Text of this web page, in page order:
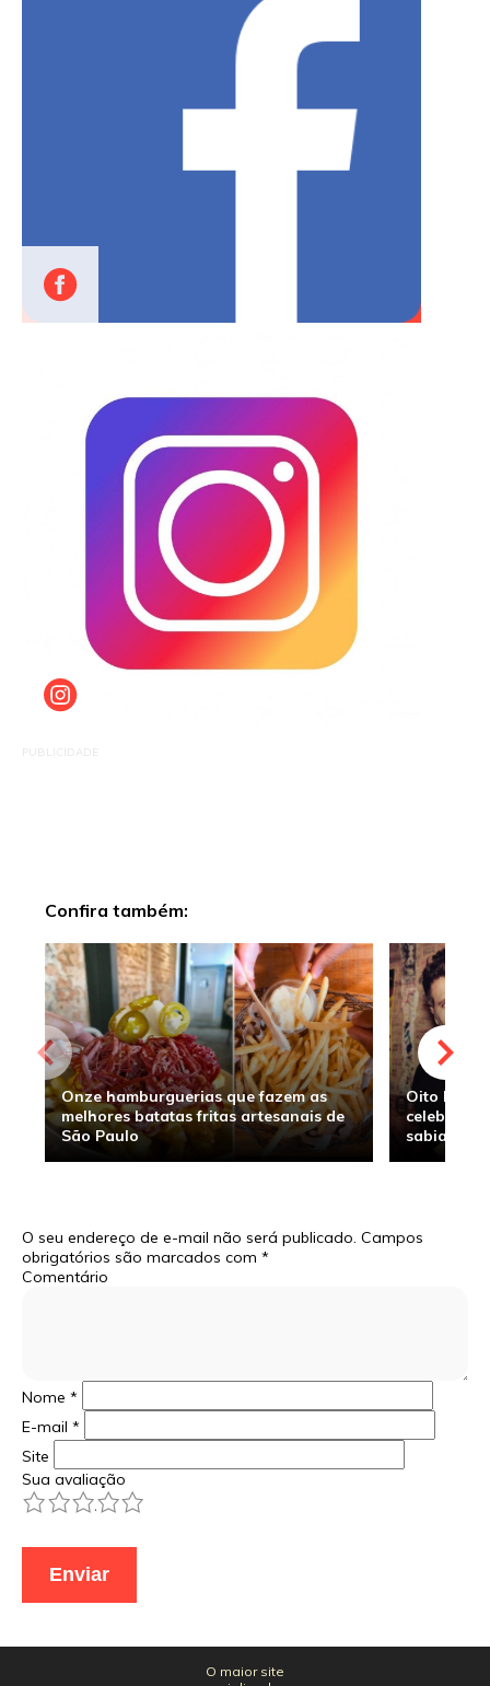
PUBLICIDADE
Confira também:
Onze hamburguerias que fazem as
melhores batatas fritas artesanais de
São Paulo
Oito
sabia
O seu endereço de e-mail não será publicado. Campos
obrigatórios são marcados com *
Comentário
Nome *
E-mail *
Site
Sua avaliação
5
4
3
2
O maior site